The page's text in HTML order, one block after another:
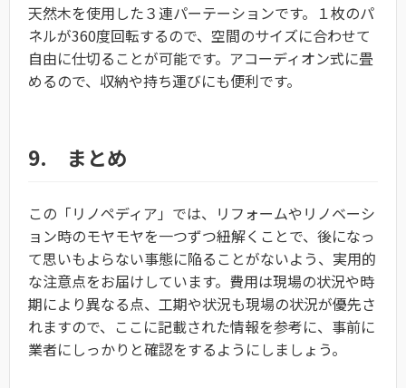
天然木を使用した３連パーテーションです。１枚のパ
ネルが360度回転するので、空間のサイズに合わせて
自由に仕切ることが可能です。アコーディオン式に畳
めるので、収納や持ち運びにも便利です。
9. まとめ
この「リノペディア」では、リフォームやリノベーシ
ョン時のモヤモヤを一つずつ紐解くことで、後になっ
て思いもよらない事態に陥ることがないよう、実用的
な注意点をお届けしています。費用は現場の状況や時
期により異なる点、工期や状況も現場の状況が優先さ
れますので、ここに記載された情報を参考に、事前に
業者にしっかりと確認をするようにしましょう。